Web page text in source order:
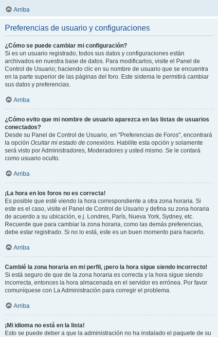
Arriba
Preferencias de usuario y configuraciones
¿Cómo se puede cambiar mi configuración?
Si es un usuario registrado, todos sus datos y configuraciones están
archivados en nuestra base de datos. Para modificarlos, visite el Panel de
Control de Usuario; haciendo clic en su nombre de usuario que se encuentra
en la parte superior de las páginas del foro. Este sistema le permitirá cambiar
sus datos y preferencias.
Arriba
¿Cómo evito que mi nombre de usuario aparezca en las listas de usuarios
conectados?
Desde su Panel de Control de Usuario, en "Preferencias de Foros", encontrará
la opción Ocultar mi estado de conexións. Habilite esta opción y solamente
será visto por Administradores, Moderadores y usted mismo. Se le contará
como usuario oculto.
Arriba
¡La hora en los foros no es correcta!
Es posible que esté viendo la hora correspondiente a otra zona horaria. Si
este es el caso, visite el Panel de Control de Usuario y defina su zona horaria
de acuerdo a su ubicación, e.j. Londres, París, Nueva York, Sydney, etc.
Recuerde que para cambiar la zona horaria, como las demás preferencias,
debe estar registrado. Si no lo está, este es un buen momento para hacerlo.
Arriba
Cambié la zona horaria en mi perfil, ¡pero la hora sigue siendo incorrecto!
Si está seguro de que de la zona horaria es correcta y la hora sigue siendo
incorrecta, entonces la hora almacenada en el servidor es errónea. Por favor
comuníquese con La Administración para corregir el problema.
Arriba
¡Mi idioma no está en la lista!
Esto se puede deber a que la administración no ha instalado el paquete de su